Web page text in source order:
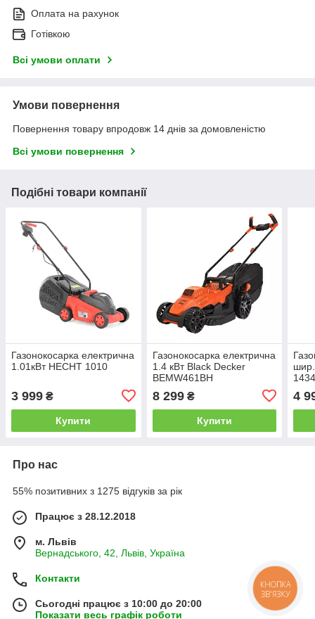
Оплата на рахунок
Готівкою
Всі умови оплати
Умови повернення
Повернення товару впродовж 14 днів за домовленістю
Всі умови повернення
Подібні товари компанії
Газонокосарка електрична
1.01кВт HECHT 1010
3 999 ₴
Купити
Газонокосарка електрична
1.4 кВт Black Decker
BEMW461BH
8 299₴
Купити
4
Про нас
55% позитивних з 1275 відгуків за рік
Працює з 28.12.2018
м. Львів
Вернадського, 42, Львів, Україна
Контакти
Сьогодні працює з 10:00 до 20:00
Показати весь графік роботи
КНОПКА
ЗВ'ЯЗКУ